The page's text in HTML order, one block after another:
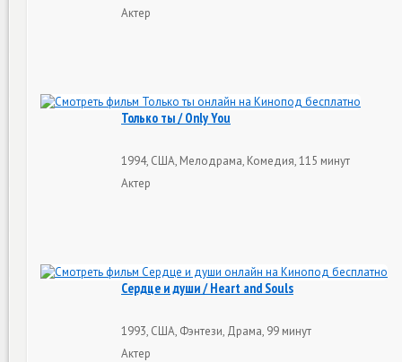
Актер
Только ты / Only You
1994, США, Мелодрама, Комедия, 115 минут
Актер
Сердце и души / Heart and Souls
1993, США, Фэнтези, Драма, 99 минут
Актер